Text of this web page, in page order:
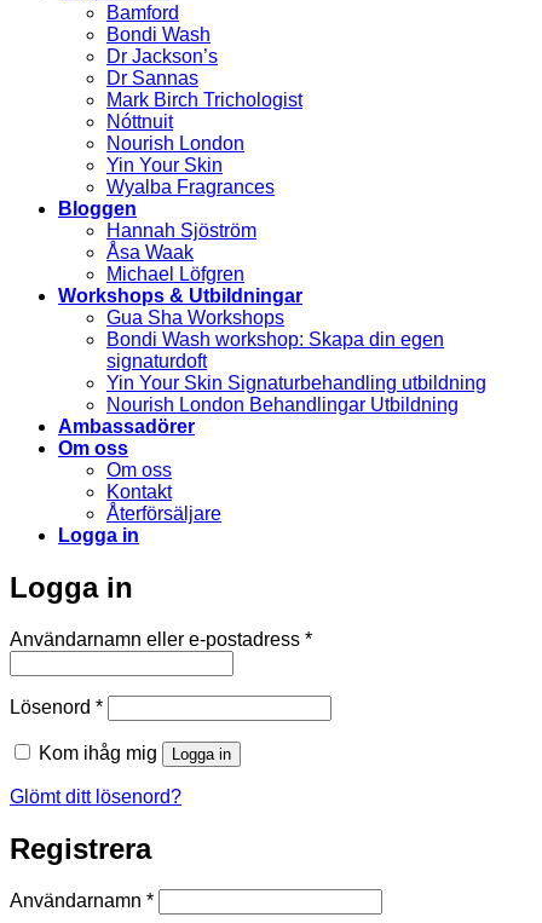
Bamford
Bondi Wash
Dr Jackson’s
Dr Sannas
Mark Birch Trichologist
Nóttnuit
Nourish London
Yin Your Skin
Wyalba Fragrances
Bloggen
Hannah Sjöström
Åsa Waak
Michael Löfgren
Workshops & Utbildningar
Gua Sha Workshops
Bondi Wash workshop: Skapa din egen
signaturdoft
Yin Your Skin Signaturbehandling utbildning
Nourish London Behandlingar Utbildning
Ambassadörer
Om oss
Om oss
Kontakt
Återförsäljare
Logga in
Logga in
Användarnamn eller e-postadress *Obligatoriskt
Lösenord *Obligatoriskt
Kom ihåg mig Logga in
Glömt ditt lösenord?
Registrera
Användarnamn *Obligatoriskt